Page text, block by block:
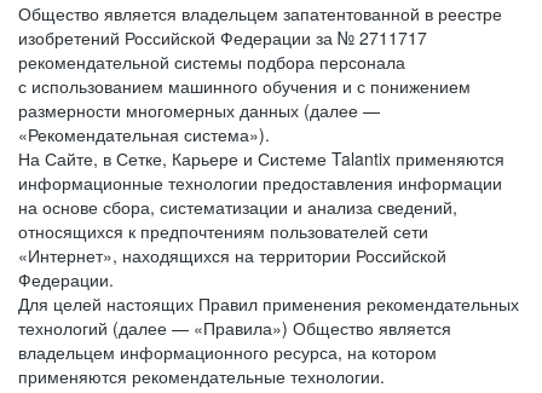
Общество является владельцем запатентованной в реестре
изобретений Российской Федерации за № 2711717
рекомендательной системы подбора персонала
с использованием машинного обучения и с понижением
размерности многомерных данных (далее —
«Рекомендательная система»).
На Сайте, в Сетке, Карьере и Системе Talantix применяются
информационные технологии предоставления информации
на основе сбора, систематизации и анализа сведений,
относящихся к предпочтениям пользователей сети
«Интернет», находящихся на территории Российской
Федерации.
Для целей настоящих Правил применения рекомендательных
технологий (далее — «Правила») Общество является
владельцем информационного ресурса, на котором
применяются рекомендательные технологии.